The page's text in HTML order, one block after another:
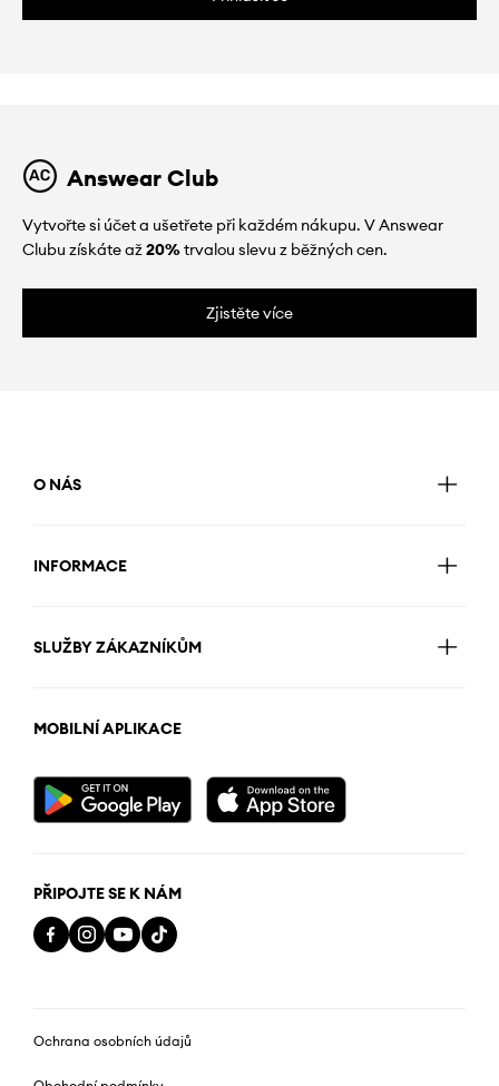
Answear Club
Vytvořte si účet a ušetřete při každém nákupu. V Answear
Clubu získáte až20%trvalou slevu z běžných cen.
Zjistěte více
O NÁS
INFORMACE
SLUŽBY ZÁKAZNÍKŮM
MOBILNÍ APLIKACE
PŘIPOJTE SE K NÁM
Ochrana osobních údajů